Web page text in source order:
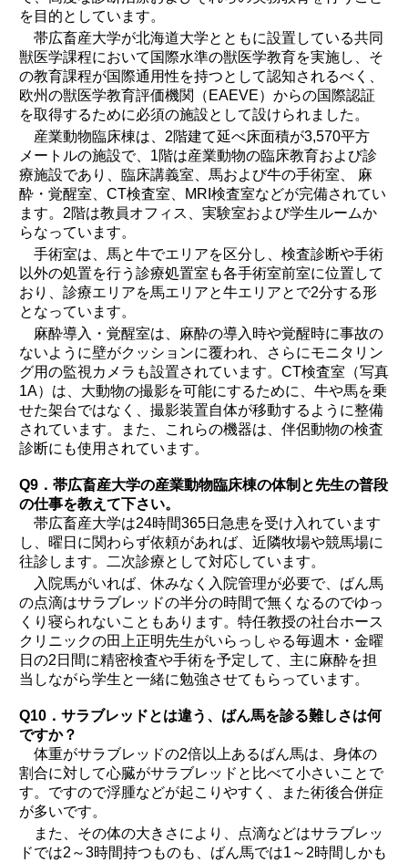
を目的としています。
帯広畜産大学が北海道大学とともに設置している共同
獣医学課程において国際水準の獣医学教育を実施し、そ
の教育課程が国際通用性を持つとして認知されるべく、
欧州の獣医学教育評価機関（EAEVE）からの国際認証
を取得するために必須の施設として設けられました。
産業動物臨床棟は、2階建て延べ床面積が3,570平方
メートルの施設で、1階は産業動物の臨床教育および診
療施設であり、臨床講義室、馬および牛の手術室、 麻
酔・覚醒室、CT検査室、MRI検査室などが完備されてい
ます。2階は教員オフィス、実験室および学生ルームか
らなっています。
手術室は、馬と牛でエリアを区分し、検査診断や手術
以外の処置を行う診療処置室も各手術室前室に位置して
おり、診療エリアを馬エリアと牛エリアとで2分する形
となっています。
麻酔導入・覚醒室は、麻酔の導入時や覚醒時に事故の
ないように壁がクッションに覆われ、さらにモニタリン
グ用の監視カメラも設置されています。CT検査室（写真
1A）は、大動物の撮影を可能にするために、牛や馬を乗
せた架台ではなく、撮影装置自体が移動するように整備
されています。また、これらの機器は、伴侶動物の検査
診断にも使用されています。
Q9．帯広畜産大学の産業動物臨床棟の体制と先生の普段
の仕事を教えて下さい。
帯広畜産大学は24時間365日急患を受け入れています
し、曜日に関わらず依頼があれば、近隣牧場や競馬場に
往診します。二次診療として対応しています。
入院馬がいれば、休みなく入院管理が必要で、ばん馬
の点滴はサラブレッドの半分の時間で無くなるのでゆっ
くり寝られないこともあります。特任教授の社台ホース
クリニックの田上正明先生がいらっしゃる毎週木・金曜
日の2日間に精密検査や手術を予定して、主に麻酔を担
当しながら学生と一緒に勉強させてもらっています。
Q10．サラブレッドとは違う、ばん馬を診る難しさは何
ですか？
体重がサラブレッドの2倍以上あるばん馬は、身体の
割合に対して心臓がサラブレッドと比べて小さいことで
す。ですので浮腫などが起こりやすく、また術後合併症
が多いです。
また、その体の大きさにより、点滴などはサラブレッ
ドでは2～3時間持つものも、ばん馬では1～2時間しかも